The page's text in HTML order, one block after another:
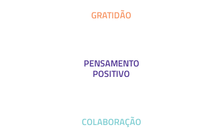
GRATIDÃO
PENSAMENTO
POSITIVO
COLABORAÇÃO